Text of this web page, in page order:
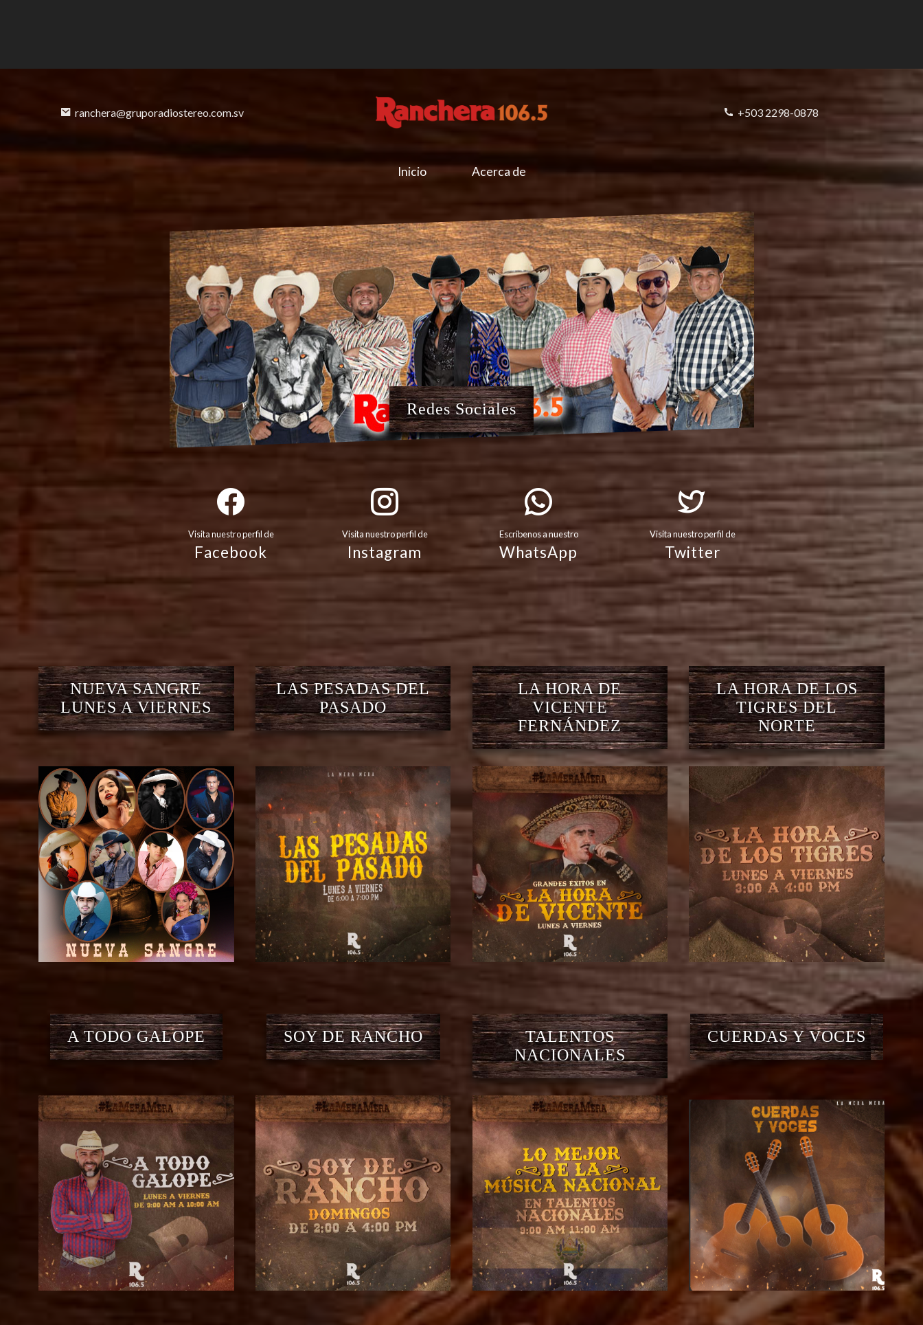
ranchera@gruporadiostereo.com.sv +503 2298-0878
Inicio Acerca de
Redes Sociales
Visita nuestro perfil de
Facebook
Visita nuestro perfil de
Instagram
Escribenos a nuestro
WhatsApp
Visita nuestro perfil de
Twitter
NUEVA SANGRE
LUNES A VIERNES
LAS PESADAS DEL
PASADO
LA HORA DE
VICENTE
FERNÁNDEZ
LA HORA DE LOS
TIGRES DEL
NORTE
A TODO GALOPE SOY DE RANCHO
TALENTOS
NACIONALES
CUERDAS Y VOCES